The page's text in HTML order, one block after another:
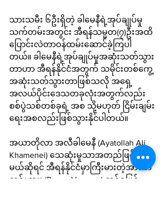
သားသမီး ၆ဦးရှိတဲ့ ခါမေနီရဲ့အုပ်ချုပ်မှု
သက်တမ်းအတွင်း အီရန်သမ္မတ(၇)ဦးအထိ
ပြောင်းလဲတာဝန်ထမ်းဆောင်ခဲ့ကြပါ
တယ်။ ခါမေနီရဲ့အုပ်ချုပ်မှုအဆုံးသတ်သွား
တာဟာ အီရန်နိုင်ငံအတွက် သမိုင်းတစ်ကွေ့
အဆုံးသတ်သွားတာဖြစ်သလို အရှေ့
အလယ်ပိုင်းဒေသတခုလုံးအတွက်လည်း
စစ်ပွဲသစ်တစ်ခုရဲ့ အစ သို့မဟုတ် ငြိမ်းချမ်း
ရေးအစလည်းဖြစ်သွားနိုင်ပါတယ်။
အယာတိုလာ အလီခါမေနီ (Ayatollah Ali
Khamenei) သေဆုံးမှုသာအတည်ဖြစ်ခဲ့
မယ်ဆိုရင် အီရန်နိုင်ငံမှာကြီးမားတဲ့အာဏာ
လစ်ဟာမှု (Power Vacuum) တစ်ခုဖြစ်